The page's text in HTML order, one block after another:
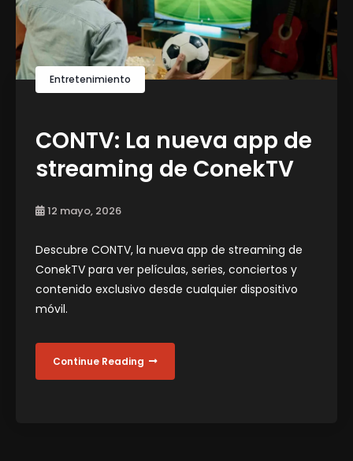
Entretenimiento
CONTV: La nueva app de
streaming de ConekTV
12 mayo, 2026
Descubre CONTV, la nueva app de streaming de
ConekTV para ver películas, series, conciertos y
contenido exclusivo desde cualquier dispositivo
móvil.
Continue Reading